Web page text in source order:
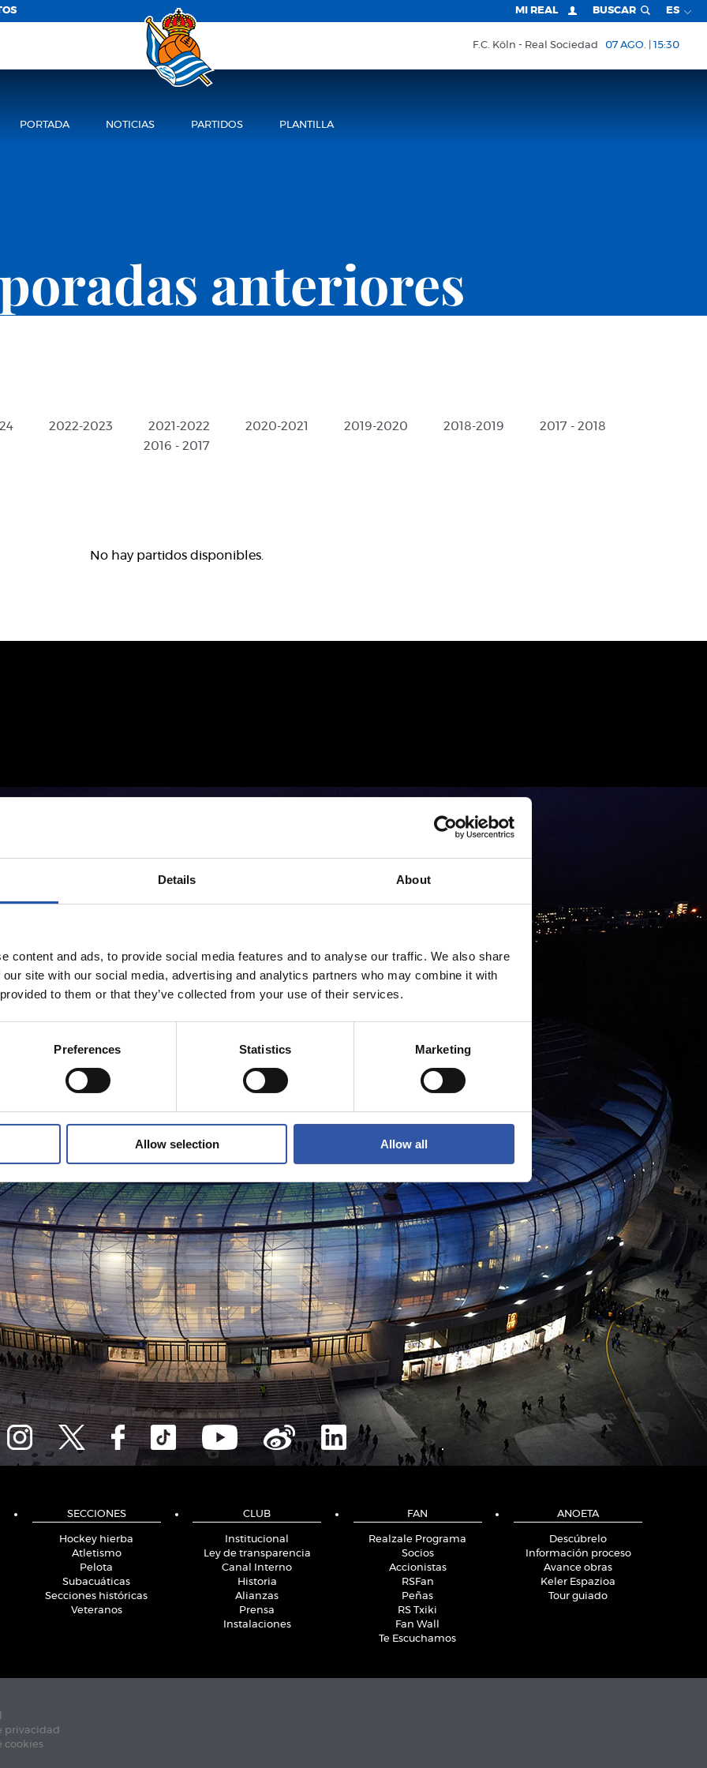
Details About
content and ads, to provide social media features and to analyse our traffic. We also share
site with our social media, advertising and analytics partners who may combine it with
to them or that they’ve collected from your use of their services.
Preferences Statistics Marketing
Allow selection Allow all
MI REAL BUSCAR ES
F.C. Köln Real Sociedad 07 AGO. | 15:30
PORTADA NOTICIAS PARTIDOS PLANTILLA
anteriores
2022-2023 2021-2022 2020-2021 2019-2020 2018-2019
2017 - 2018
2016 - 2017
No hay partidos disponibles.
SECCIONES
Hockey hierba
Atletismo
Pelota
Subacuáticas
Secciones históricas
Veteranos
CLUB
Institucional
Ley de transparencia
Canal Interno
Historia
Alianzas
Prensa
Instalaciones
FAN
Realzale Programa
Socios
Accionistas
RSFan
Peñas
RS Txiki
Fan Wall
Te Escuchamos
ANOETA
Descúbrelo
Información proceso
Avance obras
Keler Espazioa
Tour guiado
privacidad
cookies